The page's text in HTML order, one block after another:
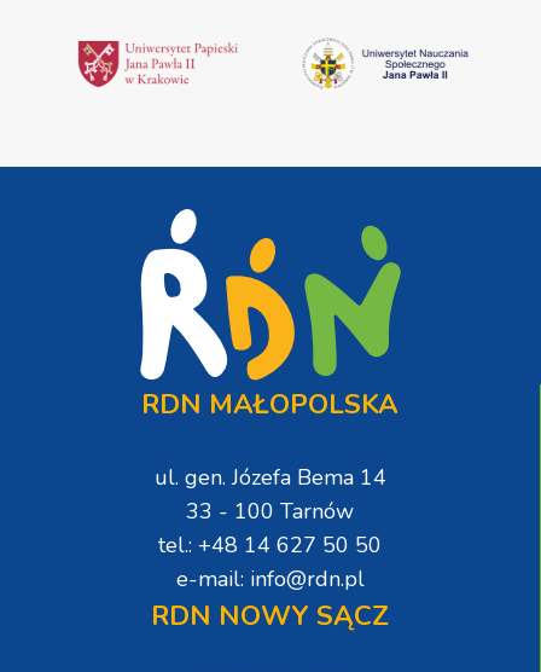
RDN MAŁOPOLSKA
ul. gen. Józefa Bema 14
33 - 100 Tarnów
tel.: +48 14 627 50 50
e-mail: info@rdn.pl
RDN NOWY SĄCZ